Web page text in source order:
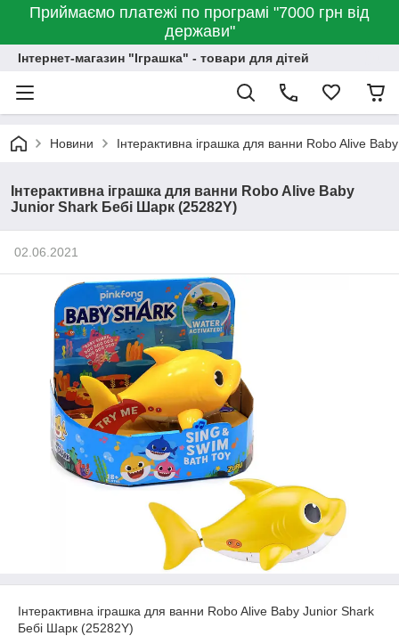
Приймаємо платежі по програмі "7000 грн від
держави"
Інтернет-магазин "Іграшка" - товари для дітей
Новини Інтерактивна іграшка для ванни Robo Alive
Інтерактивна іграшка для ванни Robo Alive Baby
Junior Shark Бебі Шарк (25282Y)
02.06.2021
Інтерактивна іграшка для ванни Robo Alive Baby Junior Shark
Бебі Шарк (25282Y)